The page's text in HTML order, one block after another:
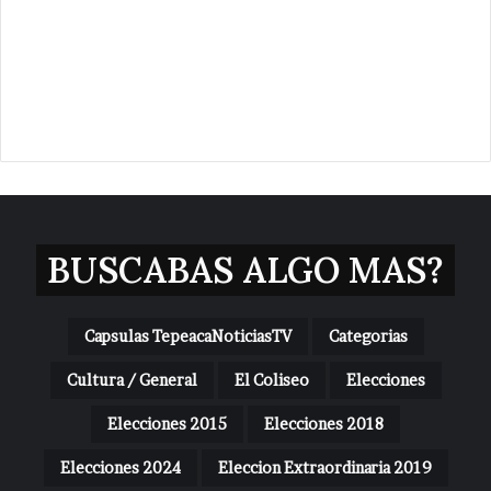
BUSCABAS ALGO MAS?
Capsulas TepeacaNoticiasTV Categorias
Cultura / General El Coliseo Elecciones
Elecciones 2015 Elecciones 2018
Elecciones 2024 Eleccion Extraordinaria 2019